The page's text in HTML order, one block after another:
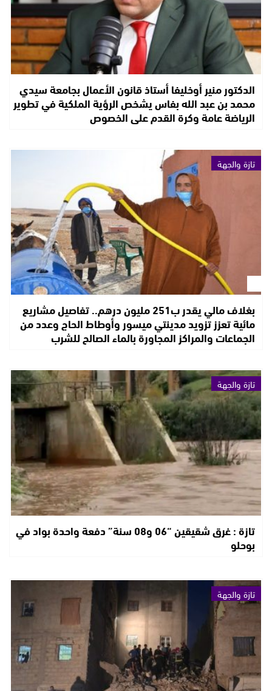
الدكتور منير أوخليفا أستاذ قانون الأعمال بجامعة سيدي
محمد بن عبد الله بفاس يشخص الرؤية الملكية في تطوير
الرياضة عامة وكرة القدم على الخصوص
تازة والجهة
بغلاف مالي يقدر ب251 مليون درهم.. تفاصيل مشاريع
مائية تعزز تزويد مدينتي ميسور وأوطاط الحاج وعدد من
الجماعات والمراكز المجاورة بالماء الصالح للشرب
تازة والجهة
تازة : غرق شقيقين “06 و08 سنة” دفعة واحدة بواد في
بوحلو
تازة والجهة